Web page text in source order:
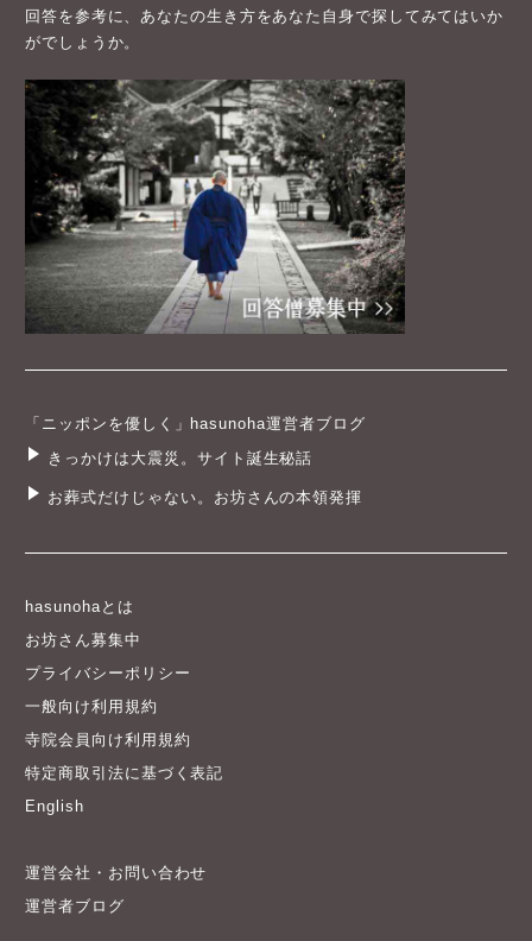
回答を参考に、あなたの生き方をあなた自身で探してみてはいか
がでしょうか。
「ニッポンを優しく」hasunoha運営者ブログ
きっかけは大震災。サイト誕生秘話
お葬式だけじゃない。お坊さんの本領発揮
hasunohaとは
お坊さん募集中
プライバシーポリシー
一般向け利用規約
寺院会員向け利用規約
特定商取引法に基づく表記
English
運営会社・お問い合わせ
運営者ブログ